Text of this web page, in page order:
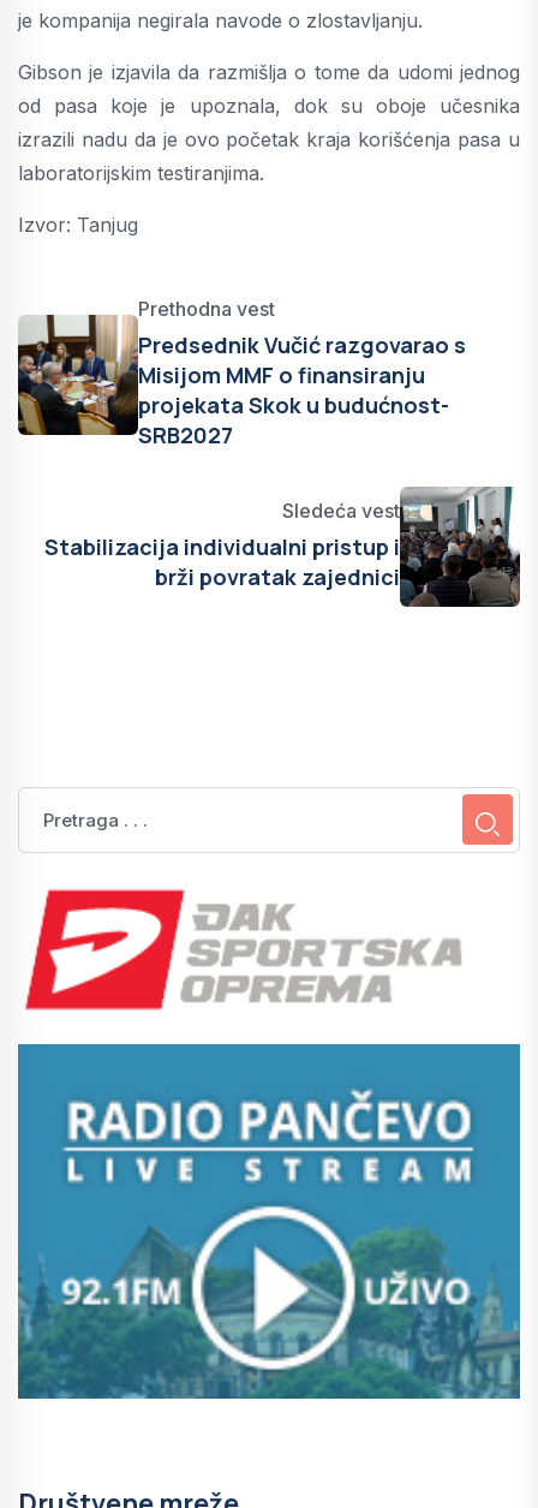
je kompanija negirala navode o zlostavljanju.
Gibson je izjavila da razmišlja o tome da udomi jednog
od pasa koje je upoznala, dok su oboje učesnika
izrazili nadu da je ovo početak kraja korišćenja pasa u
laboratorijskim testiranjima.
Izvor: Tanjug
Prethodna vest
Predsednik Vučić razgovarao s
Misijom MMF o finansiranju
projekata Skok u budućnost-
SRB2027
Sledeća vest
Stabilizacija individualni pristup i
brži povratak zajednici